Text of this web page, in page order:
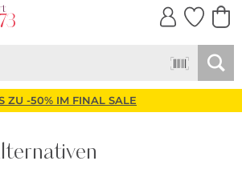
ZU -50% IM FINAL SALE